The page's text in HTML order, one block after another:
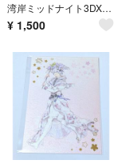
湾岸ミッドナイト3DX+ 新品カード
¥ 1,500